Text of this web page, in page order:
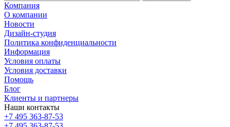
Компания
О компании
Новости
Дизайн-студия
Политика конфиденциальности
Информация
Условия оплаты
Условия доставки
Помощь
Блог
Клиенты и партнеры
Наши контакты
+7 495 363-87-53